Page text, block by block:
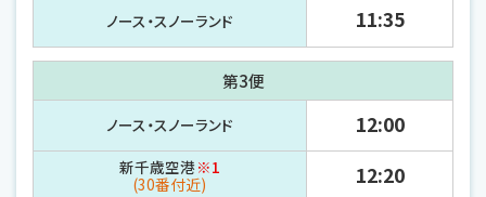
ノース・スノーランド
11:35
第3便
ノース・スノーランド
新千歳空港※1
(30番付近)
12:00
12:20